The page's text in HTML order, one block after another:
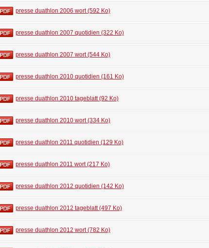
presse duathlon 2006 wort (592 Ko)
presse duathlon 2007 quotidien (322 Ko)
presse duathlon 2007 wort (544 Ko)
presse duathlon 2010 quotidien (161 Ko)
presse duathlon 2010 tageblatt (92 Ko)
presse duathlon 2010 wort (334 Ko)
presse duathlon 2011 quotidien (129 Ko)
presse duathlon 2011 wort (217 Ko)
presse duathlon 2012 quotidien (142 Ko)
presse duathlon 2012 tageblatt (497 Ko)
presse duathlon 2012 wort (782 Ko)